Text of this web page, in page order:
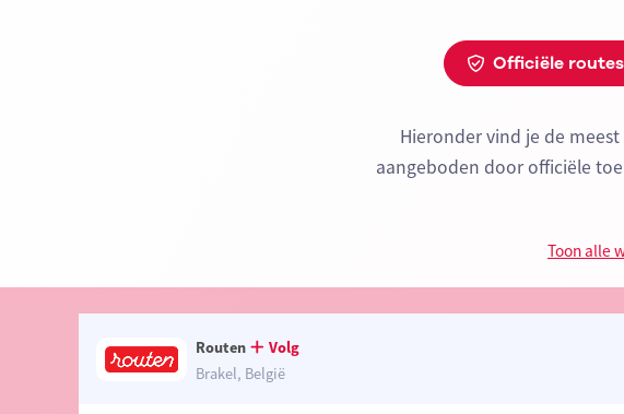
Officiële routes
Hieronder vind je de
aangeboden door officiële
Toon alle
Routen
Volg
Brakel, België